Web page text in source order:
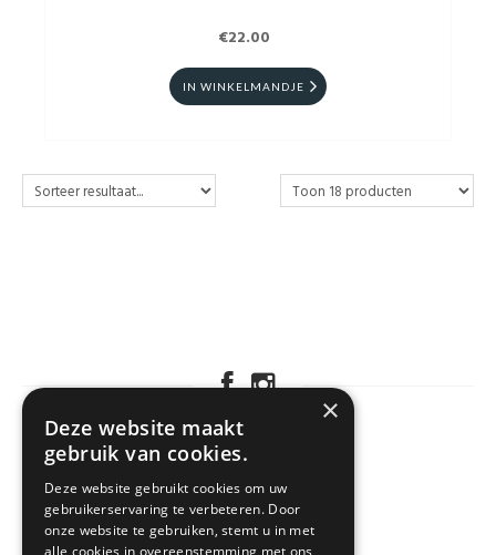
€22.00
IN WINKELMANDJE
×
Deze website maakt
gebruik van cookies.
Deze website gebruikt cookies om uw
gebruikerservaring te verbeteren. Door
onze website te gebruiken, stemt u in met
alle cookies in overeenstemming met ons